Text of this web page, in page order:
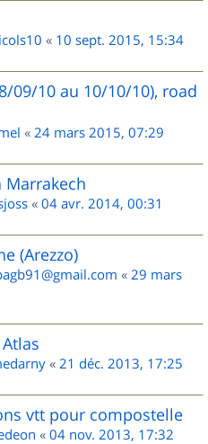
« 10 sept. 2015, 15:34
09/10 au 10/10/10), road
« 24 mars 2015, 07:29
Marrakech
« 04 avr. 2014, 00:31
(Arezzo)
« 29 mars
« 21 déc. 2013, 17:25
vtt pour compostelle
« 04 nov. 2013, 17:32